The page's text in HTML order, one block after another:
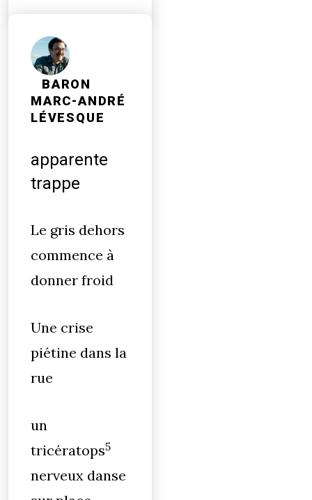
BARON
MARC-ANDRÉ
LÉVESQUE
apparente
trappe
Le gris dehors
commence à
donner froid
Une crise
piétine dans la
rue
un
tricératops5
nerveux danse